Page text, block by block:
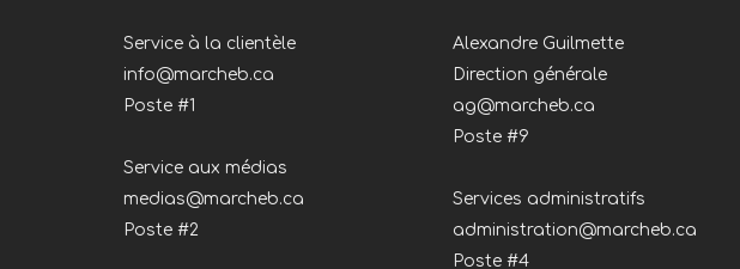
Service à la clientèle
info@marcheb.ca
Poste #1
Service aux médias
medias@marcheb.ca
Poste #2
Alexandre Guilmette
Direction générale
ag@marcheb.ca
Poste #9
Services administratifs
administration@marcheb.ca
Poste #4